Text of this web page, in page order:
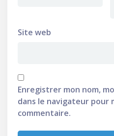
Site web
Enregistrer mon nom,
dans le navigateur pour
commentaire.